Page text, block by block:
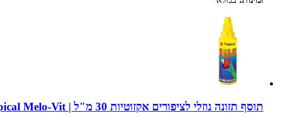
תוסף תזונה נוזלי לציפורים אקזוטיות 30 מ"ל | Tropical Melo-Vit